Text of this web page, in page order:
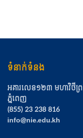
ទំនាក់ទំនង
អគារលេខ១២៣ មហាវិថីព្
ភ្នំពេញ
(855) 23 238 816
info@nie.edu.kh